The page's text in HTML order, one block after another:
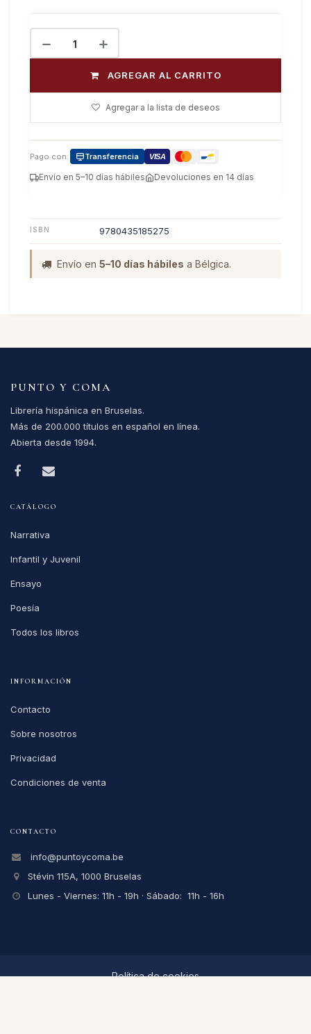
AGREGAR AL CARRITO
Agregar a la lista de deseos
Pago con: Transferencia VISA
Envío en 5–10 días hábiles Devoluciones en 14 días
ISBN 9780435185275
Envío en 5–10 días hábiles a Bélgica.
PUNTO Y COMA
Librería hispánica en Bruselas.
Más de 200.000 títulos en español en línea.
Abierta desde 1994.
CATÁLOGO
Narrativa
Infantil y Juvenil
Ensayo
Poesía
Todos los libros
INFORMACIÓN
Contacto
Sobre nosotros
Privacidad
Condiciones de venta
CONTACTO
info@puntoycoma.be
Stévin 115A, 1000 Bruselas
Lunes - Viernes: 11h - 19h · Sábado: 11h - 16h
Política de cookies